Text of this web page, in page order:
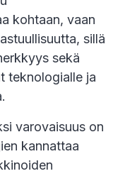
kohtaan, vaan
sillä
sekä
teknologialle ja
varovaisuus on
kannattaa